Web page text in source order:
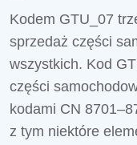
Kodem GTU_07
sprzedaż części
wszystkich. Kod
części
kodami CN
z tym niektóre